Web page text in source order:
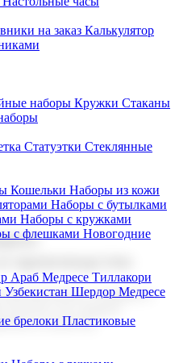
на заказ Калькулятор
наборы Кружки Стаканы
Статуэтки Стеклянные
Кошельки Наборы из кожи
Наборы с бутылками
Наборы с кружками
с флешками Новогодние
Араб Медресе Тиллакори
Шердор Медресе
брелоки Пластиковые
подарков и
вы найдете
и клиентов.